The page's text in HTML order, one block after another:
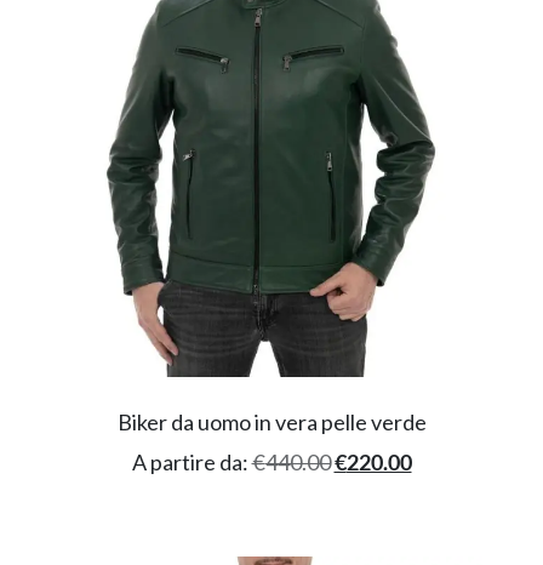
Biker da uomo in vera pelle verde
A partire da:€440.00€220.00